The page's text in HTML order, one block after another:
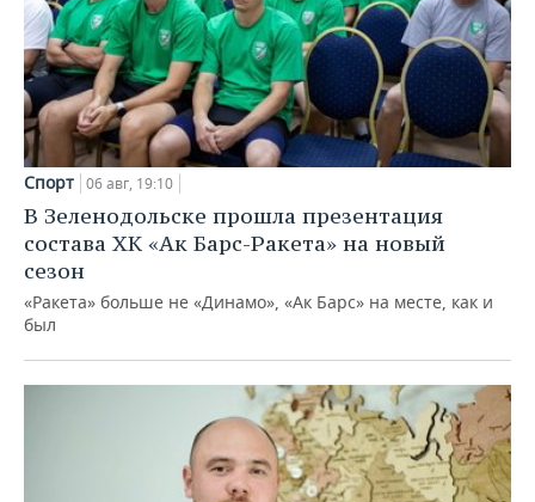
Спорт 06 авг, 19:10
В Зеленодольске прошла презентация
состава ХК «Ак Барс-Ракета» на новый
сезон
«Ракета» больше не «Динамо», «Ак Барс» на месте, как и
был